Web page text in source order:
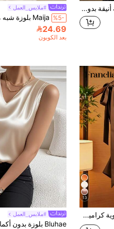
ملابس علوية نسائية أنيقة بدون أكمام مزينة بالترتر اللامع باللون الذهبي الوردي الفاخر، ملابس علوية كامي كاجوال مثيرة بظهر مكشوف مزينة بالخرز متعددة الاستخدامات، الأكثر مبيعاً للحفلات، الشاطئ والعطلات والمهرجانات الصيفية #ملابس_العمل
%5-
24.69
بعد الكوبون
13
Franclia ملابس علوية كراميل بني ساتان مزينة بفيونكة على الكتف غير متماثلة، تصميم مجعد غير متماثل مناسب للعمل والكاجوال، ملابس علوية كتف واحد ساتان بني أنيقة، ملابس علوية ساتان بني مع فيونكة داكنة #ملابس_العمل